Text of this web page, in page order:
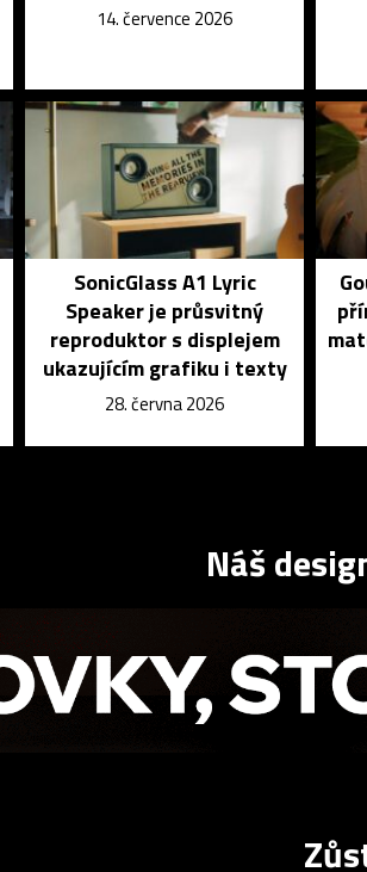
14. července 2026
SonicGlass A1 Lyric
Speaker je průsvitný
reproduktor s displejem
ukazujícím grafiku i texty
28. června 2026
Náš